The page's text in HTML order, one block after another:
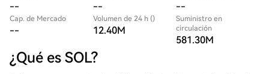
-- -- --
Cap. de Mercado
--
Volumen de 24 h ()
12.40M
Suministro en
circulación
581.30M
¿Qué es SOL?